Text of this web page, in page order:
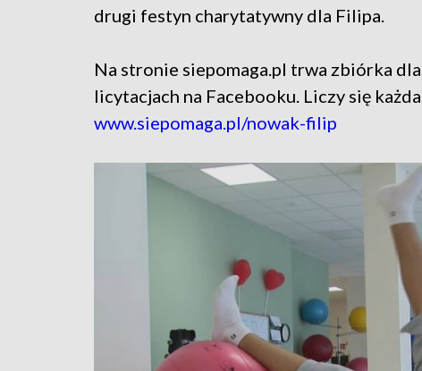
drugi festyn charytatywny dla Filipa.
Na stronie siepomaga.pl trwa zbiórka
licytacjach na Facebooku. Liczy się każda
www.siepomaga.pl/nowak-filip